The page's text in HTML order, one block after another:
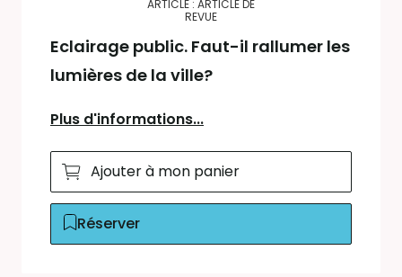
ARTICLE : ARTICLE DE
REVUE
Eclairage public. Faut-il rallumer les
lumières de la ville?
Plus d'informations...
Ajouter à mon panier
Réserver